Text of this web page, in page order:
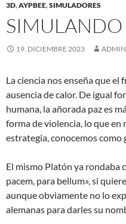
3D,AYPBEE,SIMULADORES
SIMULANDO
19. DICIEMBRE 2023 ADMIN
La ciencia nos enseña que el
ausencia de calor. De igual
humana, la añorada paz es
forma de violencia, lo que
estrategia, conocemos como
El mismo Platón ya rondaba
pacem, para bellum», si
aunque obviamente no lo
alemanas para darles su